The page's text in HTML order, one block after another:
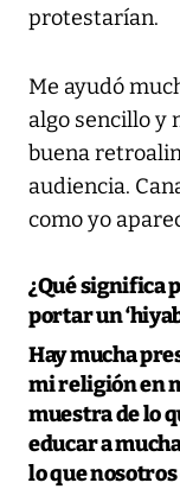
protestarían.
Me ayudó
algo sencillo y
buena
audiencia.
como yo
¿Qué significa
portar un
Hay mucha
mi religión en
muestra de lo
educar a
lo que